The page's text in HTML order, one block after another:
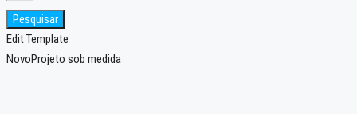
Pesquisar
Edit Template
NovoProjeto sob medida